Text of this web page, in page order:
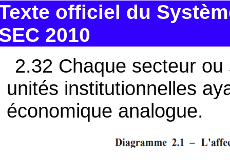
officiel du
2010
2.32 Chaque secteur
unités institutionnelles
économique analogue.